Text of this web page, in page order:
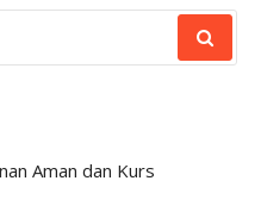
Aman dan Kurs